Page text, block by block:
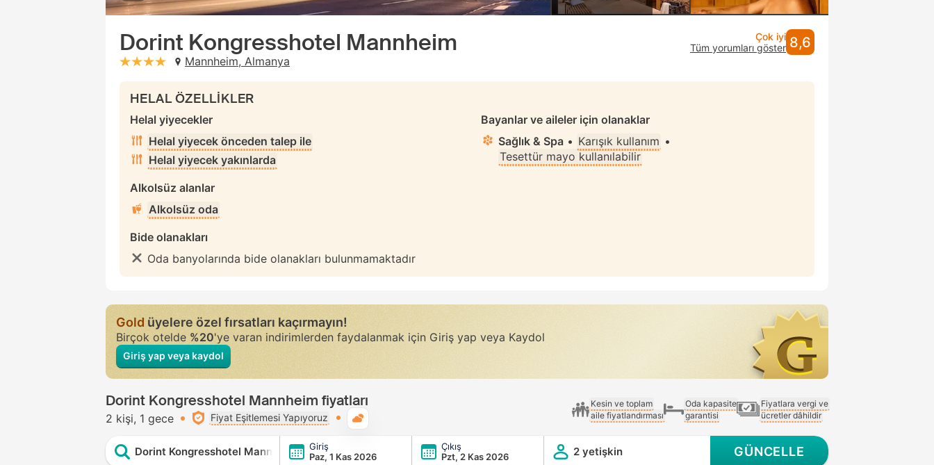
Dorint Kongresshotel Mannheim
stars: 4Mannheim, Almanya
Çok iyi
Tüm yorumları göster 8,6
HELAL ÖZELLİKLER
Helal yiyecekler
Helal yiyecek önceden talep ile
Helal yiyecek yakınlarda
Alkolsüz alanlar
Alkolsüz oda
Bide olanakları
Oda banyolarında bide olanakları bulunmamaktadır
Bayanlar ve aileler için olanaklar
Sağlık & Spa • Karışık kullanım •
Tesettür mayo kullanılabilir
Goldüyelere özel fırsatları kaçırmayın!
Birçok otelde%20'ye varan indirimlerden faydalanmak için Giriş yap veya Kaydol
Giriş yap veya kaydol
Dorint Kongresshotel Mannheim fiyatları
2 kişi 1 gece Fiyat Eşitlemesi Yapıyoruz
Kesin ve toplam
aile fiyatlandırması
Oda kapasite
garantisi
Fiyatlara vergi ve
ücretler dâhildir
Dorint Kongresshotel Mannheim
Giriş
Paz, 1 Kas 2026
Çıkış
Pzt, 2 Kas 2026
2 yetişkin GÜNCELLE